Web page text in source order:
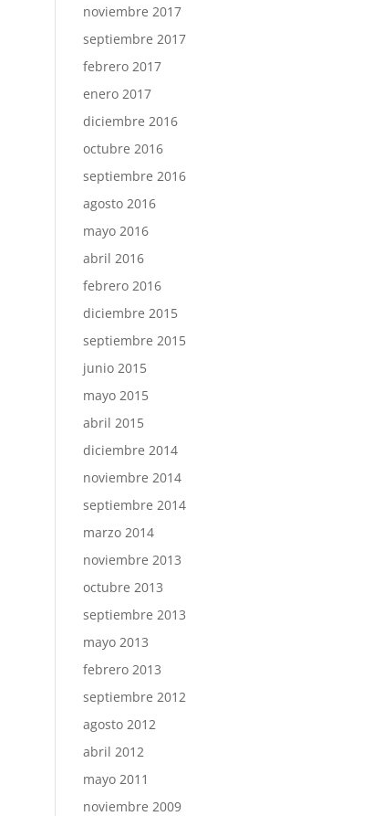
noviembre 2017
septiembre 2017
febrero 2017
enero 2017
diciembre 2016
octubre 2016
septiembre 2016
agosto 2016
mayo 2016
abril 2016
febrero 2016
diciembre 2015
septiembre 2015
junio 2015
mayo 2015
abril 2015
diciembre 2014
noviembre 2014
septiembre 2014
marzo 2014
noviembre 2013
octubre 2013
septiembre 2013
mayo 2013
febrero 2013
septiembre 2012
agosto 2012
abril 2012
mayo 2011
noviembre 2009